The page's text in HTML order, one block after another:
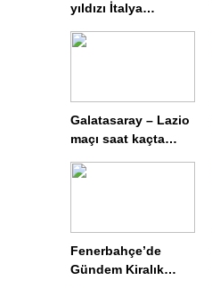
yıldızı İtalya
için sabırsızlanıyor
Galatasaray – Lazio
maçı saat kaçta
İmza töreni ve forma
Fenerbahçe’de
Gündem Kiralık